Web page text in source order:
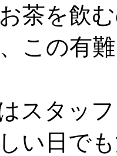
茶を飲
この有
スタッ
い日で